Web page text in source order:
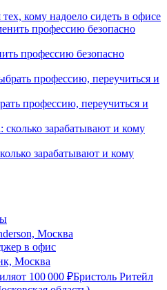
кому надоело сидеть в офисе
профессию безопасно
профессию, переучиться и
зарабатывают и кому
Москва
в офис
Москва
от 100 000 ₽Бристоль Ритейл